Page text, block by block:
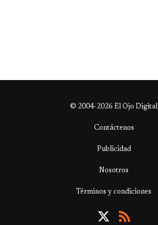
© 2004-2026 El Ojo Digital
Contáctenos
Publicidad
Nosotros
Términos y condiciones